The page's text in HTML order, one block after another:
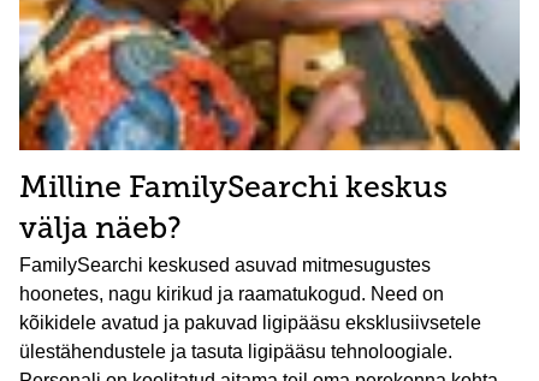
Milline FamilySearchi keskus
välja näeb?
FamilySearchi keskused asuvad mitmesugustes
hoonetes, nagu kirikud ja raamatukogud. Need on
kõikidele avatud ja pakuvad ligipääsu eksklusiivsetele
ülestähendustele ja tasuta ligipääsu tehnoloogiale.